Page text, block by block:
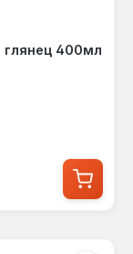
глянец 400мл